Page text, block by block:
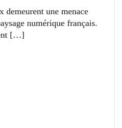
demeurent une menace
numérique français.